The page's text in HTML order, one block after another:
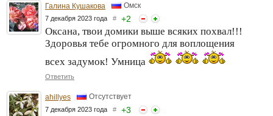
Галина Кушакова Омск
7 декабря 2023 года # +2
Оксана, твои домики выше всяких похвал!!!
Здоровья тебе огромного для воплощения
всех задумок! Умница
Ответить
ahillyes Отсутствует
7 декабря 2023 года # +3